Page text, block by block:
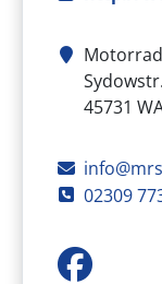
Adresse des
45731
E-Mail
Telefon
02309